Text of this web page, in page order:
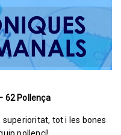
62 Pollença
superioritat, tot i les bones